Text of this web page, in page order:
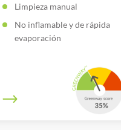
Limpieza manual
No inflamable y de rápida
evaporación